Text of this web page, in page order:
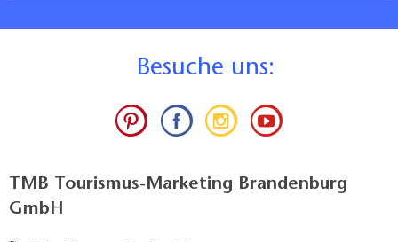
Besuche uns:
TMB Tourismus-Marketing Brandenburg
GmbH